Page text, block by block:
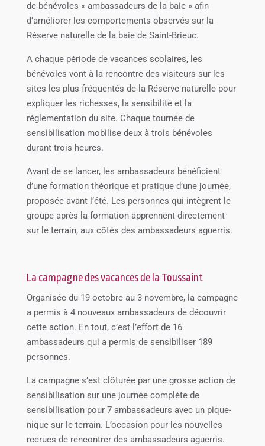
de bénévoles « ambassadeurs de la baie » afin
d’améliorer les comportements observés sur la
Réserve naturelle de la baie de Saint-Brieuc.
A chaque période de vacances scolaires, les
bénévoles vont à la rencontre des visiteurs sur les
sites les plus fréquentés de la Réserve naturelle pour
expliquer les richesses, la sensibilité et la
réglementation du site. Chaque tournée de
sensibilisation mobilise deux à trois bénévoles
durant trois heures.
Avant de se lancer, les ambassadeurs bénéficient
d’une formation théorique et pratique d’une journée,
proposée avant l’été. Les personnes qui intègrent le
groupe après la formation apprennent directement
sur le terrain, aux côtés des ambassadeurs aguerris.
La campagne des vacances de la Toussaint
Organisée du 19 octobre au 3 novembre, la campagne
a permis à 4 nouveaux ambassadeurs de découvrir
cette action. En tout, c’est l’effort de 16
ambassadeurs qui a permis de sensibiliser 189
personnes.
La campagne s’est clôturée par une grosse action de
sensibilisation sur une journée complète de
sensibilisation pour 7 ambassadeurs avec un pique-
nique sur le terrain. L’occasion pour les nouvelles
recrues de rencontrer des ambassadeurs aguerris.